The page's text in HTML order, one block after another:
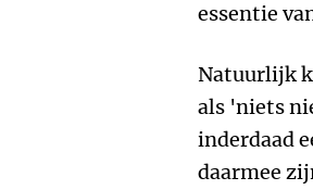
essentie
Natuurlijk
als 'niets
inderdaad
daarmee